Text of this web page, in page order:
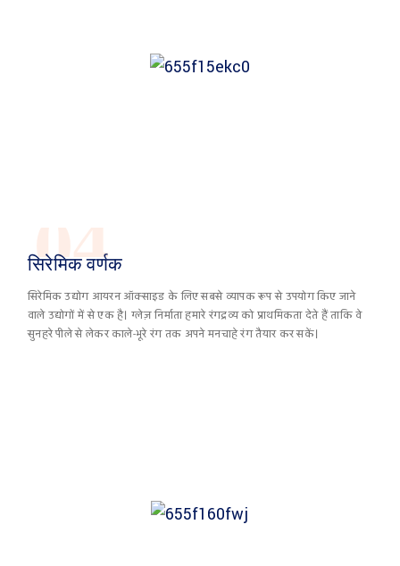
04
सिरेमिक वर्णक
सिरेमिक उद्योग आयरन ऑक्साइड के लिए सबसे व्यापक रूप से उपयोग किए जाने
वाले उद्योगों में से एक है। ग्लेज़ निर्माता हमारे रंगद्रव्य को प्राथमिकता देते हैं ताकि वे
सुनहरे पीले से लेकर काले-भूरे रंग तक अपने मनचाहे रंग तैयार कर सकें।